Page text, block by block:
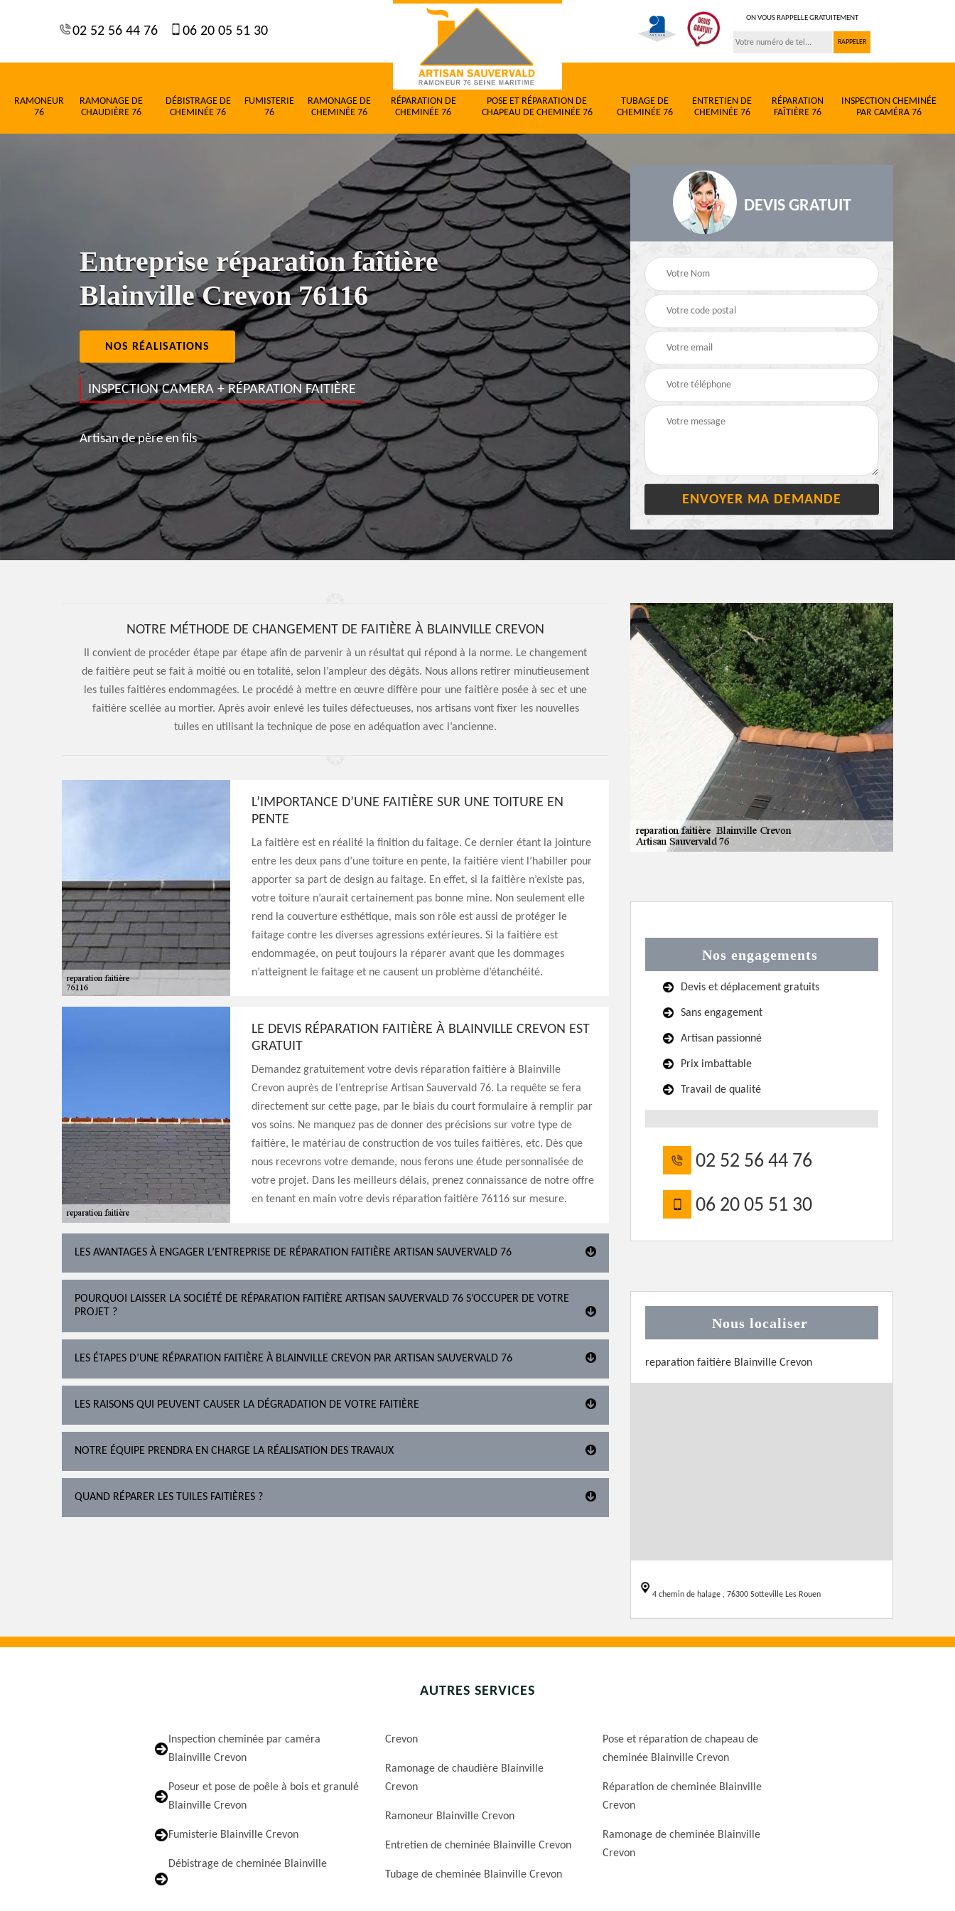
02 52 56 44 76 06 20 05 51 30
ON VOUS RAPPELLE GRATUITEMENT
RAMONEUR
76
RAMONAGE DE
CHAUDIÈRE 76
DÉBISTRAGE DE
CHEMINÉE 76
FUMISTERIE
76
RAMONAGE DE
CHEMINÉE 76
RÉPARATION DE
CHEMINÉE 76
POSE ET RÉPARATION DE
CHAPEAU DE CHEMINÉE 76
TUBAGE DE
CHEMINÉE 76
ENTRETIEN DE
CHEMINÉE 76
RÉPARATION
FAÎTIÈRE 76
INSPECTION CHEMINÉE
PAR CAMÉRA 76
Entreprise réparation faîtière
Blainville Crevon 76116
NOS RÉALISATIONS
INSPECTION CAMERA + RÉPARATION FAITIÈRE
Artisan de père en fils
DEVIS GRATUIT
NOTRE MÉTHODE DE CHANGEMENT DE FAITIÈRE À BLAINVILLE CREVON
Il convient de procéder étape par étape afin de parvenir à un résultat qui répond à la norme. Le changement
de faitière peut se fait à moitié ou en totalité, selon l’ampleur des dégâts. Nous allons retirer minutieusement
les tuiles faitières endommagées. Le procédé à mettre en œuvre diffère pour une faitière posée à sec et une
faitière scellée au mortier. Après avoir enlevé les tuiles défectueuses, nos artisans vont fixer les nouvelles
tuiles en utilisant la technique de pose en adéquation avec l’ancienne.
L’IMPORTANCE D’UNE FAITIÈRE SUR UNE TOITURE EN
PENTE
La faitière est en réalité la finition du faitage. Ce dernier étant la jointure
entre les deux pans d’une toiture en pente, la faitière vient l’habiller pour
apporter sa part de design au faitage. En effet, si la faitière n’existe pas,
votre toiture n’aurait certainement pas bonne mine. Non seulement elle
rend la couverture esthétique, mais son rôle est aussi de protéger le
faitage contre les diverses agressions extérieures. Si la faitière est
endommagée, on peut toujours la réparer avant que les dommages
n’atteignent le faitage et ne causent un problème d’étanchéité.
LE DEVIS RÉPARATION FAITIÈRE À BLAINVILLE CREVON EST
GRATUIT
Demandez gratuitement votre devis réparation faitière à Blainville
Crevon auprès de l’entreprise Artisan Sauvervald 76. La requête se fera
directement sur cette page, par le biais du court formulaire à remplir par
vos soins. Ne manquez pas de donner des précisions sur votre type de
faitière, le matériau de construction de vos tuiles faitières, etc. Dès que
nous recevrons votre demande, nous ferons une étude personnalisée de
votre projet. Dans les meilleurs délais, prenez connaissance de notre offre
en tenant en main votre devis réparation faitière 76116 sur mesure.
LES AVANTAGES À ENGAGER L’ENTREPRISE DE RÉPARATION FAITIÈRE ARTISAN SAUVERVALD 76
POURQUOI LAISSER LA SOCIÉTÉ DE RÉPARATION FAITIÈRE ARTISAN SAUVERVALD 76 S’OCCUPER DE VOTRE
PROJET ?
LES ÉTAPES D’UNE RÉPARATION FAITIÈRE À BLAINVILLE CREVON PAR ARTISAN SAUVERVALD 76
LES RAISONS QUI PEUVENT CAUSER LA DÉGRADATION DE VOTRE FAITIÈRE
NOTRE ÉQUIPE PRENDRA EN CHARGE LA RÉALISATION DES TRAVAUX
QUAND RÉPARER LES TUILES FAITIÈRES ?
Nos engagements
Devis et déplacement gratuits
Sans engagement
Artisan passionné
Prix imbattable
Travail de qualité
02 52 56 44 76
06 20 05 51 30
Nous localiser
reparation faitière Blainville Crevon
4 chemin de halage , 76300 Sotteville Les Rouen
AUTRES SERVICES
Inspection cheminée par caméra
Blainville Crevon
Poseur et pose de poêle à bois et granulé
Blainville Crevon
Fumisterie Blainville Crevon
Débistrage de cheminée Blainville
Crevon
Ramonage de chaudière Blainville
Crevon
Ramoneur Blainville Crevon
Entretien de cheminée Blainville Crevon
Tubage de cheminée Blainville Crevon
Pose et réparation de chapeau de
cheminée Blainville Crevon
Réparation de cheminée Blainville
Crevon
Ramonage de cheminée Blainville
Crevon